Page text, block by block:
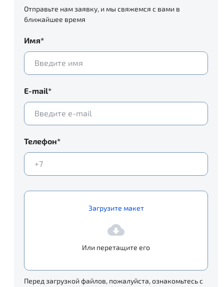
Отправьте нам заявку, и мы свяжемся с вами в
ближайшее время
Имя*
E-mail*
Телефон*
Загрузите макет
Или перетащите его
Перед загрузкой файлов, пожалуйста, ознакомьтесь с